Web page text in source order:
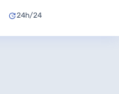
24h/24